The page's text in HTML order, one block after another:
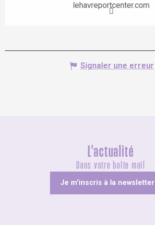
lehavreportcenter.com
Signaler une erreur
L'actualité
Dans votre boîte mail
Je m'inscris à la newsletter